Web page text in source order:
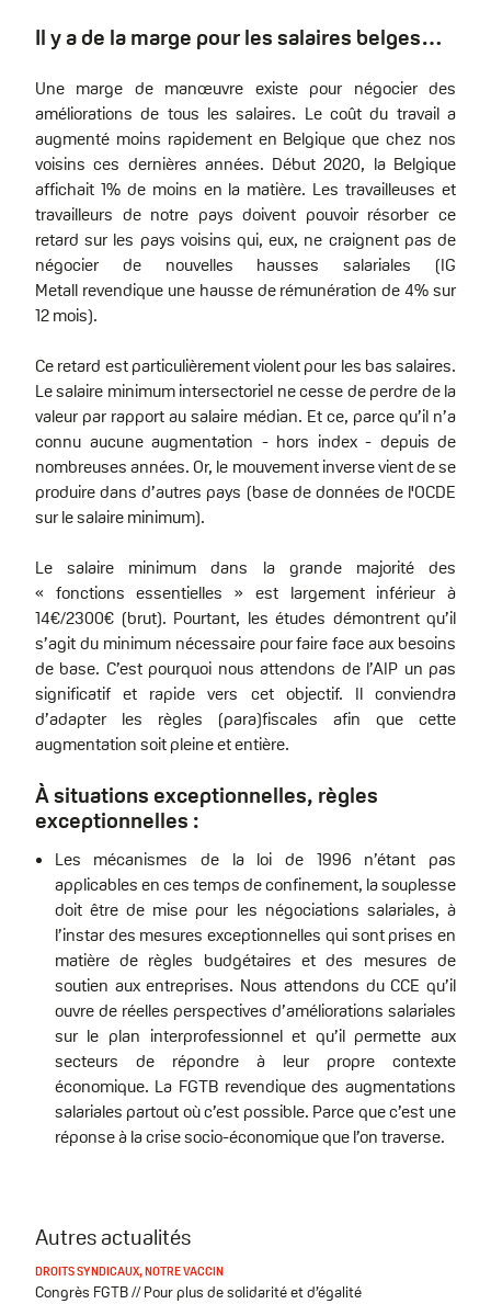
Il y a de la marge pour les salaires belges…
Une marge de manœuvre existe pour négocier des
améliorations de tous les salaires. Le coût du travail a
augmenté moins rapidement en Belgique que chez nos
voisins ces dernières années. Début 2020, la Belgique
affichait 1% de moins en la matière. Les travailleuses et
travailleurs de notre pays doivent pouvoir résorber ce
retard sur les pays voisins qui, eux, ne craignent pas de
négocier de nouvelles hausses salariales (IG
Metall revendique une hausse de rémunération de 4% sur
12 mois).
Ce retard est particulièrement violent pour les bas salaires.
Le salaire minimum intersectoriel ne cesse de perdre de la
valeur par rapport au salaire médian. Et ce, parce qu’il n’a
connu aucune augmentation - hors index - depuis de
nombreuses années. Or, le mouvement inverse vient de se
produire dans d’autres pays (base de données de l'OCDE
sur le salaire minimum).
Le salaire minimum dans la grande majorité des
« fonctions essentielles » est largement inférieur à
14€/2300€ (brut). Pourtant, les études démontrent qu’il
s’agit du minimum nécessaire pour faire face aux besoins
de base. C’est pourquoi nous attendons de l’AIP un pas
significatif et rapide vers cet objectif. Il conviendra
d’adapter les règles (para)fiscales afin que cette
augmentation soit pleine et entière.
À situations exceptionnelles, règles
exceptionnelles :
Les mécanismes de la loi de 1996 n’étant pas
applicables en ces temps de confinement, la souplesse
doit être de mise pour les négociations salariales, à
l’instar des mesures exceptionnelles qui sont prises en
matière de règles budgétaires et des mesures de
soutien aux entreprises. Nous attendons du CCE qu’il
ouvre de réelles perspectives d’améliorations salariales
sur le plan interprofessionnel et qu’il permette aux
secteurs de répondre à leur propre contexte
économique. La FGTB revendique des augmentations
salariales partout où c’est possible. Parce que c’est une
réponse à la crise socio-économique que l’on traverse.
Autres actualités
DROITS SYNDICAUX,NOTRE VACCIN
Congrès FGTB // Pour plus de solidarité et d’égalité